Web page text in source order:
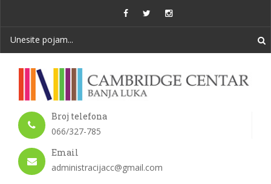
Broj telefona
066/327-785
Email
administracijacc@gmail.com